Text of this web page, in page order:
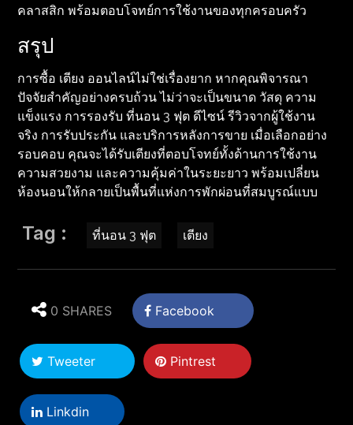
คลาสสิก พร้อมตอบโจทย์การใช้งานของทุกครอบครัว
สรุป
การซื้อ เตียง ออนไลน์ไม่ใช่เรื่องยาก หากคุณพิจารณา
ปัจจัยสำคัญอย่างครบถ้วน ไม่ว่าจะเป็นขนาด วัสดุ ความ
แข็งแรง การรองรับ ที่นอน 3 ฟุต ดีไซน์ รีวิวจากผู้ใช้งาน
จริง การรับประกัน และบริการหลังการขาย เมื่อเลือกอย่าง
รอบคอบ คุณจะได้รับเตียงที่ตอบโจทย์ทั้งด้านการใช้งาน
ความสวยงาม และความคุ้มค่าในระยะยาว พร้อมเปลี่ยน
ห้องนอนให้กลายเป็นพื้นที่แห่งการพักผ่อนที่สมบูรณ์แบบ
Tag : ที่นอน 3 ฟุต เตียง
0 SHARES Facebook
Tweeter Pintrest
Linkdin